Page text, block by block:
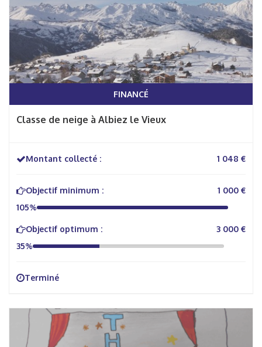
FINANCÉ
Classe de neige à Albiez le Vieux
Montant collecté : 1 048 €
Objectif minimum :
1 000 €
105%
Objectif optimum :
3 000 €
35%
Terminé